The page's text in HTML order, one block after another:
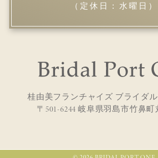
（定休日：水曜日）
桂由美フランチャイズ ブライダ
〒501-6244 岐阜県羽島市竹鼻町